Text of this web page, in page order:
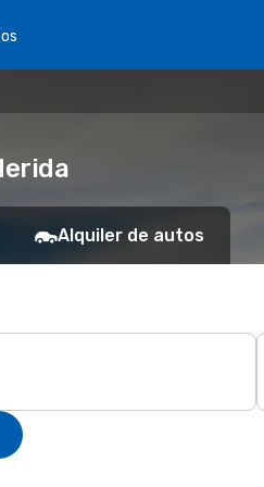
Alquiler de autos